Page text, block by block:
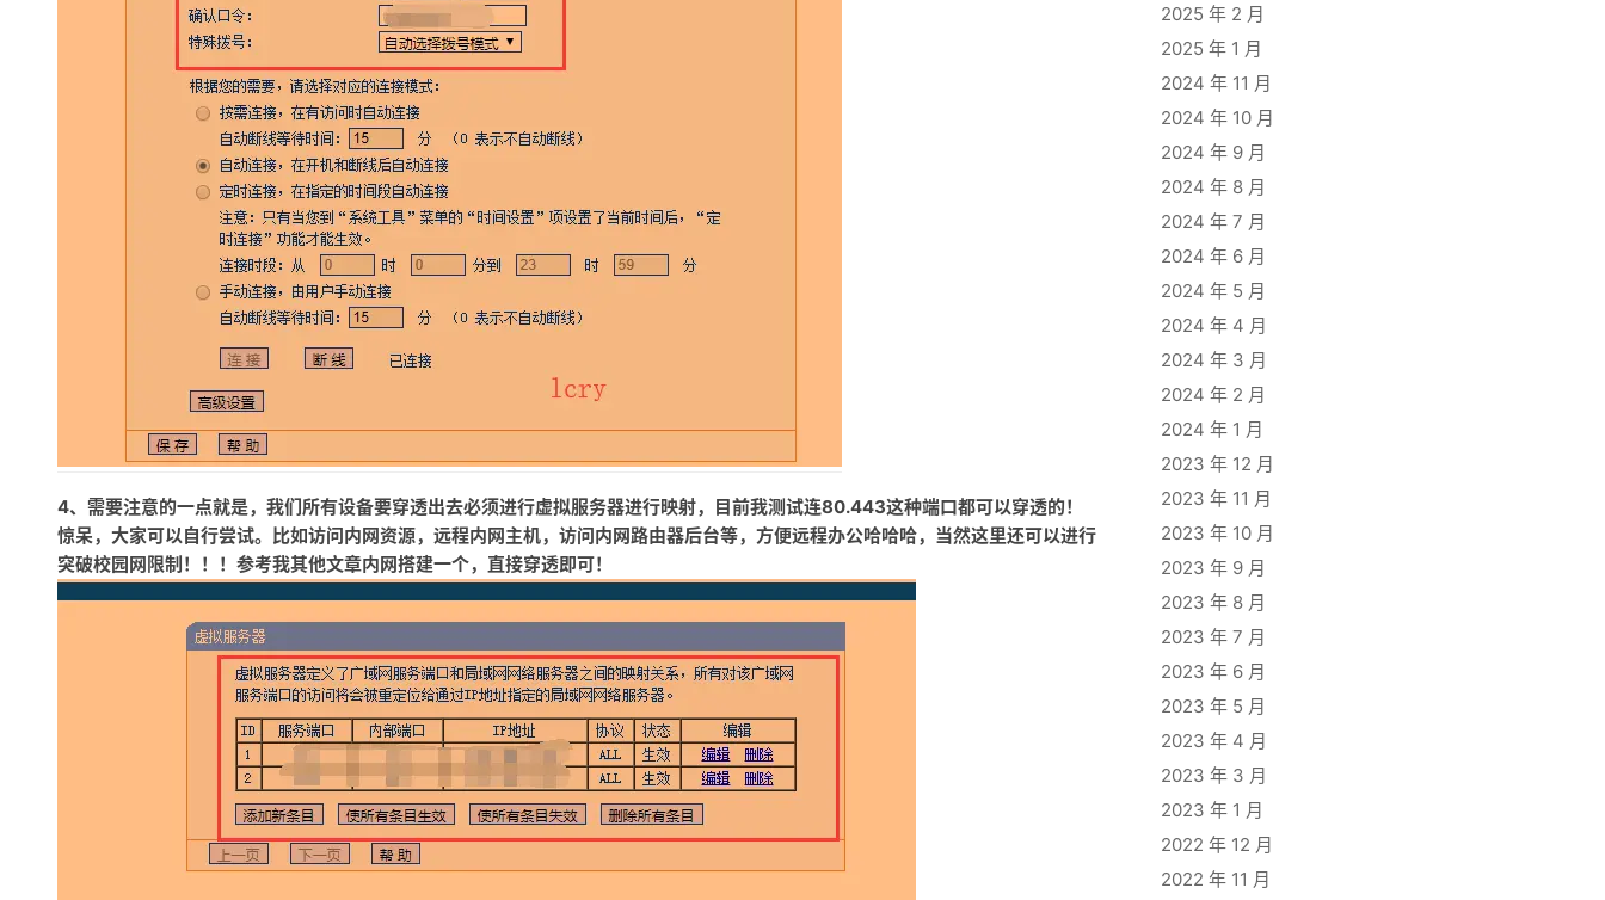
4、需要注意的一点就是，我们所有设备要穿透出去必须进行虚拟服务器进行映射，目前我测试连80.443这种端口都可以穿透的！
惊呆，大家可以自行尝试。比如访问内网资源，远程内网主机，访问内网路由器后台等，方便远程办公哈哈哈，当然这里还可以进行
突破校园网限制！！！参考我其他文章内网搭建一个，直接穿透即可！
2025 年 2 月
2025 年 1 月
2024 年 11 月
2024 年 10 月
2024 年 9 月
2024 年 8 月
2024 年 7 月
2024 年 6 月
2024 年 5 月
2024 年 4 月
2024 年 3 月
2024 年 2 月
2024 年 1 月
2023 年 12 月
2023 年 11 月
2023 年 10 月
2023 年 9 月
2023 年 8 月
2023 年 7 月
2023 年 6 月
2023 年 5 月
2023 年 4 月
2023 年 3 月
2023 年 1 月
2022 年 12 月
2022 年 11 月